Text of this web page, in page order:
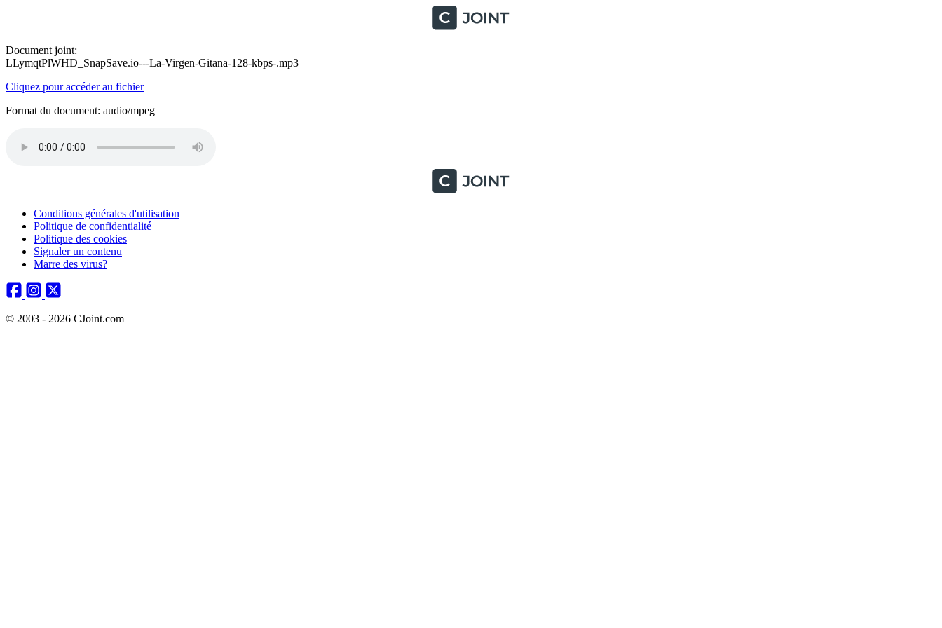
Document joint:
LLymqtPlWHD_SnapSave.io---La-Virgen-Gitana-128-kbps-.mp3
Cliquez pour accéder au fichier
Format du document: audio/mpeg
Conditions générales d'utilisation
Politique de confidentialité
Politique des cookies
Signaler un contenu
Marre des virus?
© 2003 - 2026 CJoint.com